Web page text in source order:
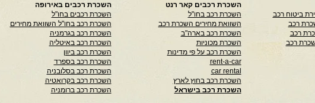
בהמשך ייעוץ או הוראה לפעולה, הינו מידע התחלתי כללי בלבד, אנו לא נושאים
באחריות כלשהי לדיוקו או שלמותו והשימוש במדיע זה הינו על אחריות המשתמש
בלבד.
ביטוח רכב
רכב
רכב
רכב
השכרת רכבים קאר רנט
השכרת רכב בחו"ל
השוואת מחירים השכרת רכב
השכרת רכב בארה"ב
השכרת מכוניות
השכרת רכב על פי מדינות
rent-a-car
car rental
השכרת רכב בחוץ לארץ
השכרת רכב בישראל
השכרת רכבים באירופה
השכרת רכבים בחו"ל
השכרת רכב בחו"ל השוואת מחירים
השכרת רכב בגרמניה
השכרת רכב באיטליה
השכרת רכב ביוון
השכרת רכב בספרד
השכרת רכב בסלובניה
השכרת רכב בקרואטיה
השכרת רכב ברומניה